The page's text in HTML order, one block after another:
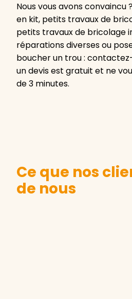
Nous vous avons
en kit, petits travaux de
petits travaux de bricolage
réparations diverses ou
boucher un trou :
un devis est gratuit et ne
de 3 minutes.
Ce que nos
de nous